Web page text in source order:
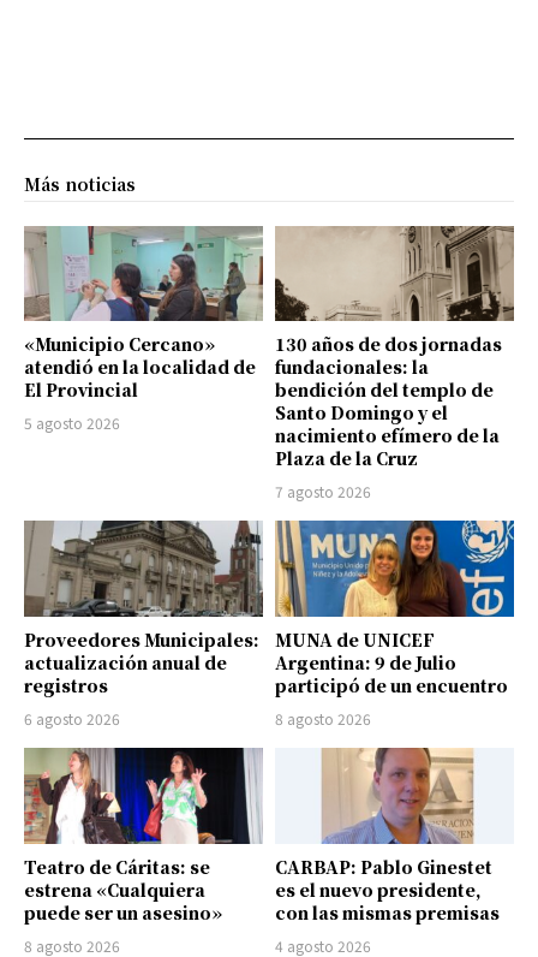
Más noticias
«Municipio Cercano»
atendió en la localidad de
El Provincial
5 agosto 2026
130 años de dos jornadas
fundacionales: la
bendición del templo de
Santo Domingo y el
nacimiento efímero de la
Plaza de la Cruz
7 agosto 2026
Proveedores Municipales:
actualización anual de
registros
6 agosto 2026
MUNA de UNICEF
Argentina: 9 de Julio
participó de un encuentro
8 agosto 2026
Teatro de Cáritas: se
estrena «Cualquiera
puede ser un asesino»
8 agosto 2026
CARBAP: Pablo Ginestet
es el nuevo presidente,
con las mismas premisas
4 agosto 2026